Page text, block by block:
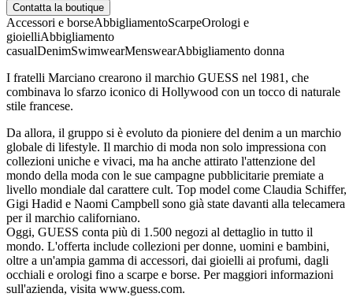
Contatta la boutique
Accessori e borseAbbigliamentoScarpeOrologi e
gioielliAbbigliamento
casualDenimSwimwearMenswearAbbigliamento donna
I fratelli Marciano crearono il marchio GUESS nel 1981, che
combinava lo sfarzo iconico di Hollywood con un tocco di naturale
stile francese.
Da allora, il gruppo si è evoluto da pioniere del denim a un marchio
globale di lifestyle. Il marchio di moda non solo impressiona con
collezioni uniche e vivaci, ma ha anche attirato l'attenzione del
mondo della moda con le sue campagne pubblicitarie premiate a
livello mondiale dal carattere cult. Top model come Claudia Schiffer,
Gigi Hadid e Naomi Campbell sono già state davanti alla telecamera
per il marchio californiano.
Oggi, GUESS conta più di 1.500 negozi al dettaglio in tutto il
mondo. L'offerta include collezioni per donne, uomini e bambini,
oltre a un'ampia gamma di accessori, dai gioielli ai profumi, dagli
occhiali e orologi fino a scarpe e borse. Per maggiori informazioni
sull'azienda, visita www.guess.com.